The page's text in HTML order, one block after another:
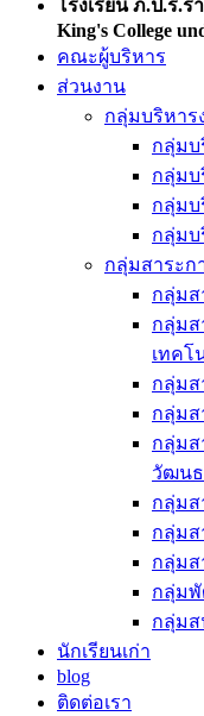
โรงเรียน ภ.ป.ร.
King's College
คณะผู้บริหาร
ส่วนงาน
กลุ่มบริหาร
กลุ่มบ
กลุ่มบ
กลุ่มบ
กลุ่มบ
กลุ่มสาระก
กลุ่มส
กลุ่มส
เทคโ
กลุ่มส
กลุ่มส
กลุ่มส
วัฒน
กลุ่มส
กลุ่มส
กลุ่มส
กลุ่มพั
กลุ่ม
นักเรียนเก่า
blog
ติดต่อเรา